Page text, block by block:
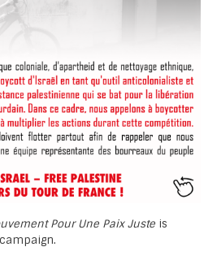
Pour Une Paix Juste is